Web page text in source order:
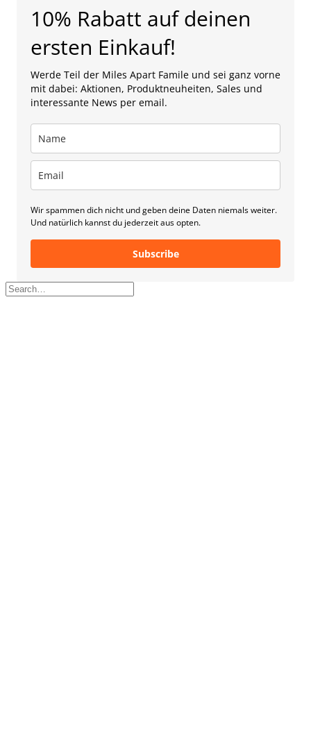
10% Rabatt auf deinen
ersten Einkauf!
Werde Teil der Miles Apart Famile und sei ganz vorne
mit dabei: Aktionen, Produktneuheiten, Sales und
interessante News per email.
Wir spammen dich nicht und geben deine Daten niemals weiter.
Und natürlich kannst du jederzeit aus opten.
Subscribe